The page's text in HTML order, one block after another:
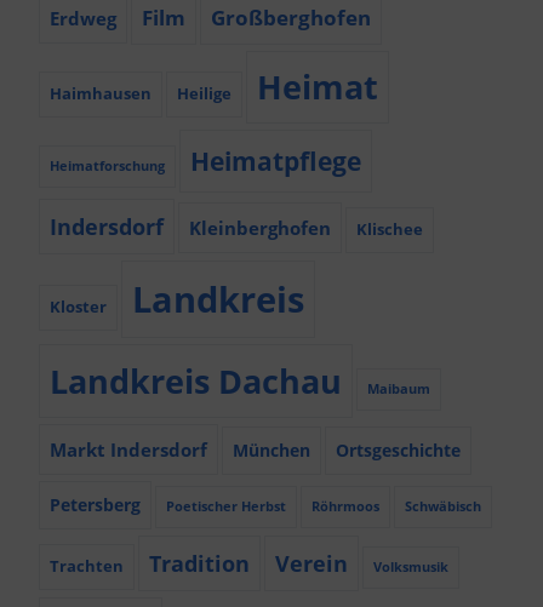
Erdweg Film Großberghofen
Haimhausen Heilige Heimat
Heimatforschung Heimatpflege
Indersdorf Kleinberghofen Klischee
Kloster Landkreis
Landkreis Dachau Maibaum
Markt Indersdorf München Ortsgeschichte
Petersberg Poetischer Herbst Röhrmoos Schwäbisch
Trachten Tradition Verein Volksmusik